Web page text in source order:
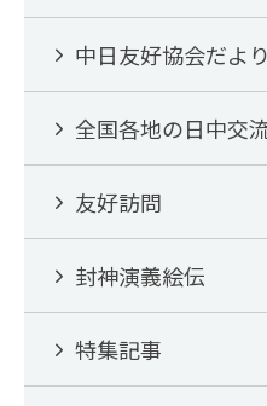
中日友好協会だより
全国各地の日中交
友好訪問
封神演義絵伝
特集記事